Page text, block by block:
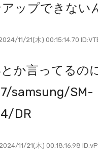
ップできない
11/21(木) 00:15:14.70
か言ってるの
samsung/SM-
DR
11/21(木) 00:18:16.98